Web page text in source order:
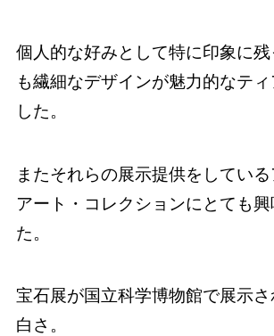
個人的な好みとして特に印象に
も繊細なデザインが魅力的なテ
した。
またそれらの展示提供をしている
アート・コレクションにとても
た。
宝石展が国立科学博物館で展示
白さ。